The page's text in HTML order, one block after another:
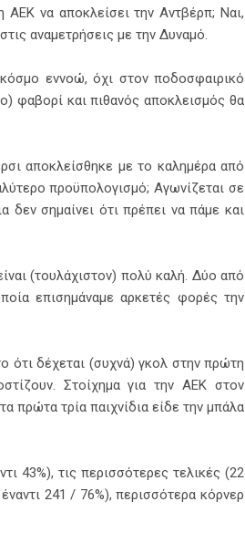
να αποκλείσει την Αντβέρπ; Ναι,
αναμετρήσεις με την Δυναμό.
εννοώ, όχι στον ποδοσφαιρικό
φαβορί και πιθανός αποκλεισμός θα
αποκλείσθηκε με το καλημέρα από
προϋπολογισμό; Αγωνίζεται σε
σημαίνει ότι πρέπει να πάμε και
(τουλάχιστον) πολύ καλή. Δύο από
επισημάναμε αρκετές φορές την
ότι δέχεται (συχνά) γκολ στην πρώτη
Στοίχημα για την ΑΕΚ στον
πρώτα τρία παιχνίδια είδε την μπάλα
43%), τις περισσότερες τελικές (22
241 / 76%), περισσότερα κόρνερ